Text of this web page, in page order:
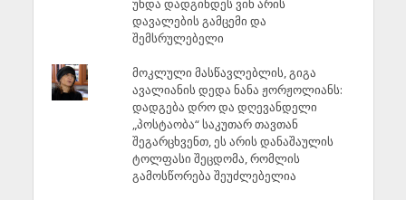
უნდა დადგინდეს ვინ არის
დავალების გამცემი და
შემსრულებელი
მოკლული მასწავლებლის, გიგა
ავალიანის დედა ნანა ჟორჟოლიანს:
დადგება დრო და დღევანდელი
„პოსტაობა“ საკუთარ თავთან
შეგარცხვენთ, ეს არის დანაშაულის
ტოლფასი შეცდომა, რომლის
გამოსწორება შეუძლებელია